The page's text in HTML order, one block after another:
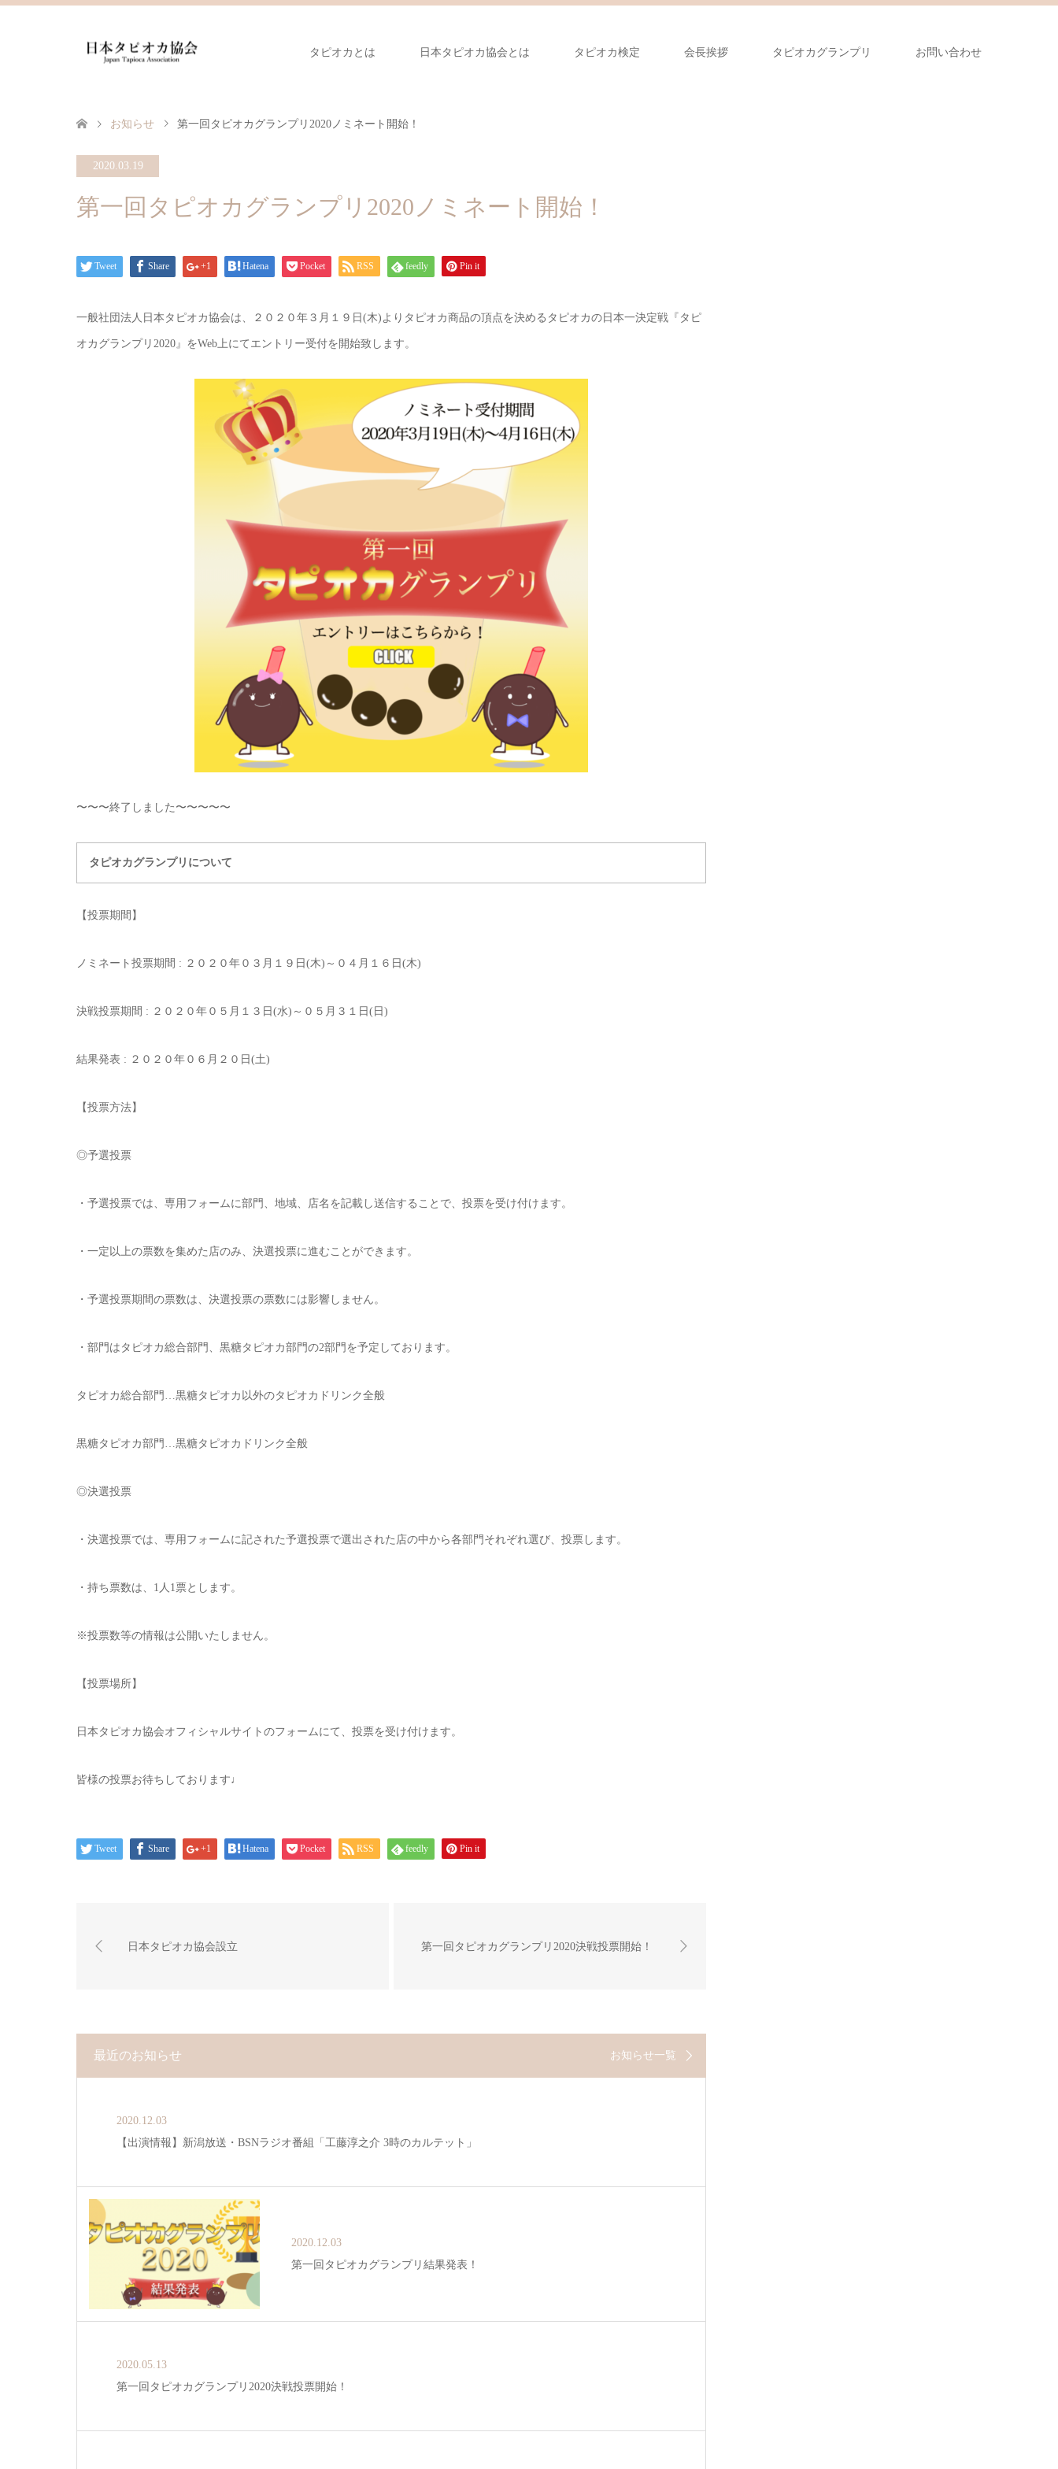
タピオカとは 日本タピオカ協会とは タピオカ検定 会長挨拶 タピオカグランプリ お問い合わせ
お知らせ 第一回タピオカグランプリ2020ノミネート開始！
2020.03.19
第一回タピオカグランプリ2020ノミネート開始！
Tweet Share +1 Hatena Pocket RSS feedly Pin it
一般社団法人日本タピオカ協会は、２０２０年３月１９日(木)よりタピオカ商品の頂点を決めるタピオカの日本一決定戦『タピ
オカグランプリ2020』をWeb上にてエントリー受付を開始致します。
〜〜〜終了しました〜〜〜〜〜
タピオカグランプリについて
【投票期間】
ノミネート投票期間 : ２０２０年０３月１９日(木)～０４月１６日(木)
決戦投票期間 : ２０２０年０５月１３日(水)～０５月３１日(日)
結果発表 : ２０２０年０６月２０日(土)
【投票方法】
◎予選投票
・予選投票では、専用フォームに部門、地域、店名を記載し送信することで、投票を受け付けます。
・一定以上の票数を集めた店のみ、決選投票に進むことができます。
・予選投票期間の票数は、決選投票の票数には影響しません。
・部門はタピオカ総合部門、黒糖タピオカ部門の2部門を予定しております。
タピオカ総合部門…黒糖タピオカ以外のタピオカドリンク全般
黒糖タピオカ部門…黒糖タピオカドリンク全般
◎決選投票
・決選投票では、専用フォームに記された予選投票で選出された店の中から各部門それぞれ選び、投票します。
・持ち票数は、1人1票とします。
※投票数等の情報は公開いたしません。
【投票場所】
日本タピオカ協会オフィシャルサイトのフォームにて、投票を受け付けます。
皆様の投票お待ちしております♩
Tweet Share +1 Hatena Pocket RSS feedly Pin it
日本タピオカ協会設立 第一回タピオカグランプリ2020決戦投票開始！
最近のお知らせ お知らせ一覧
2020.12.03
【出演情報】新潟放送・BSNラジオ番組「工藤淳之介 3時のカルテット」
2020.12.03
第一回タピオカグランプリ結果発表！
2020.05.13
第一回タピオカグランプリ2020決戦投票開始！